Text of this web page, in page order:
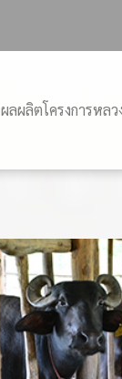
ผลผลิตโครงการหลว